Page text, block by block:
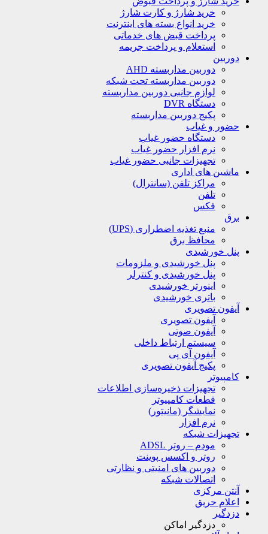
خرید شارژ و کارت شارژ
خرید انواع بسته های اینترنت
پرداخت قبض های خدماتی
استعلام و پرداخت جریمه
دوربین
دوربین مداربسته AHD
دوربین مداربسته تحت شبکه
لوازم جانبی دوربین مداربسته
دستگاه DVR
پکیج دوربین مداربسته
حضور و غیاب
دستگاه حضور غیاب
نرم افزار حضور غیاب
تجهیزات جانبی حضور غیاب
ماشین های اداری
مراکز تلفن (سانترال)
تلفن
فکس
برق
منبع تغذیه اضطراری (UPS)
محافظ برق
پنل خورشیدی
پنل خورشیدی و ملزومات
پنل خورشیدی و کنترلر
اینورتر خورشیدی
باتری خورشیدی
آیفون تصویری
آیفون تصویری
آیفون صوتی
سیستم ارتباط داخلی
آیفون آی پی
پکیج آیفون تصویری
کامپیوتر
تجهیزات ذخیره‌سازی اطلاعات
قطعات کامپیوتر
نمایشگر (مانیتور)
نرم افزار
تجهیزات شبکه
مودم – روتر ADSL
روتر و اکسس پوینت
دوربین های امنیتی و نظارتی
اتصالات شبکه
آنتن مرکزی
اعلام حریق
دزدگیر
دزدگیر اماکن